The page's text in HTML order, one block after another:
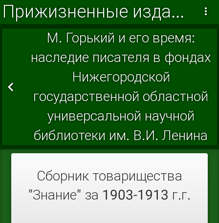
Прижизненные издания М. Горького
М. Горький и его время:
наследие писателя в фондах
Нижегородской
государственной областной
универсальной научной
библиотеки им. В.И. Ленина
Сборник товарищества
"Знание" за 1903-1913 г.г.